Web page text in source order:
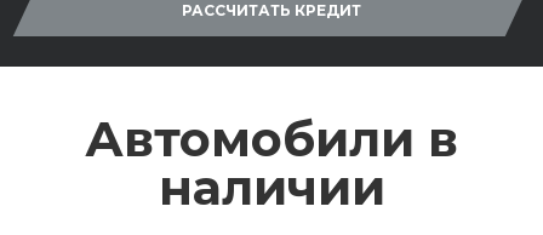
РАССЧИТАТЬ КРЕДИТ
Автомобили в
наличии